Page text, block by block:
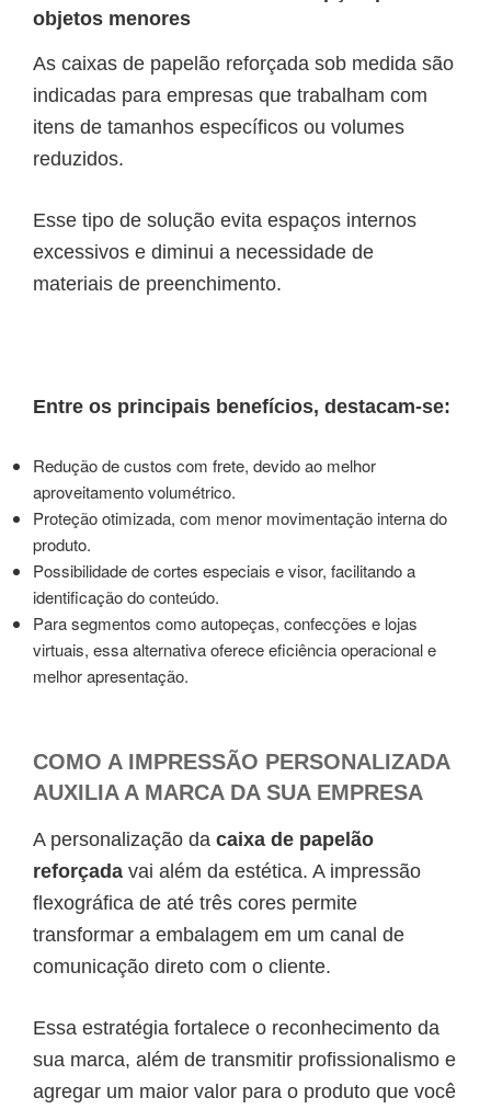
objetos menores
As caixas de papelão reforçada sob medida são
indicadas para empresas que trabalham com
itens de tamanhos específicos ou volumes
reduzidos.
Esse tipo de solução evita espaços internos
excessivos e diminui a necessidade de
materiais de preenchimento.
Entre os principais benefícios, destacam-se:
Redução de custos com frete, devido ao melhor
aproveitamento volumétrico.
Proteção otimizada, com menor movimentação interna do
produto.
Possibilidade de cortes especiais e visor, facilitando a
identificação do conteúdo.
Para segmentos como autopeças, confecções e lojas
virtuais, essa alternativa oferece eficiência operacional e
melhor apresentação.
COMO A IMPRESSÃO PERSONALIZADA
AUXILIA A MARCA DA SUA EMPRESA
A personalização da caixa de papelão
reforçada vai além da estética. A impressão
flexográfica de até três cores permite
transformar a embalagem em um canal de
comunicação direto com o cliente.
Essa estratégia fortalece o reconhecimento da
sua marca, além de transmitir profissionalismo e
agregar um maior valor para o produto que você